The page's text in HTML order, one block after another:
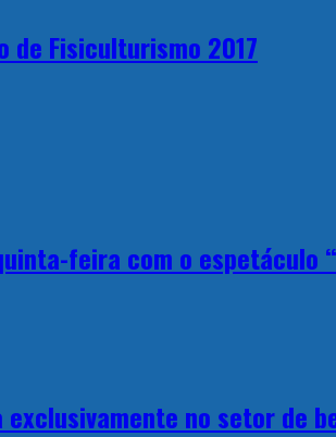
de Fisiculturismo 2017
feira com o espetáculo
no setor de